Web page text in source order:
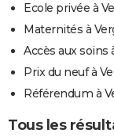
Ecole privée à
Maternités à
Accès aux soins
Prix du neuf à
Référendum à
Tous les